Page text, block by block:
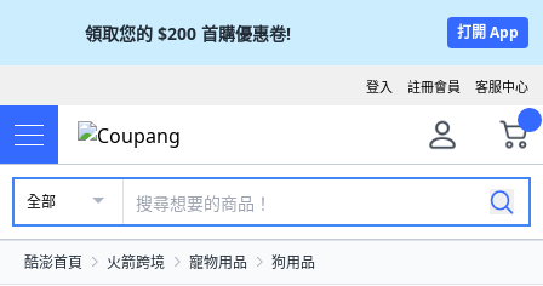
領取您的 $200 首購優惠卷! 打開 App
客服中心
註冊會員
登入
全部
酷澎首頁 火箭跨境 寵物用品 狗用品